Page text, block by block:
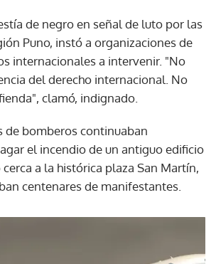
de negro en señal de luto por las
Puno, instó a organizaciones de
internacionales a intervenir. "No
del derecho internacional. No
clamó, indignado.
de bomberos continuaban
el incendio de un antiguo edificio
a la histórica plaza San Martín,
centenares de manifestantes.